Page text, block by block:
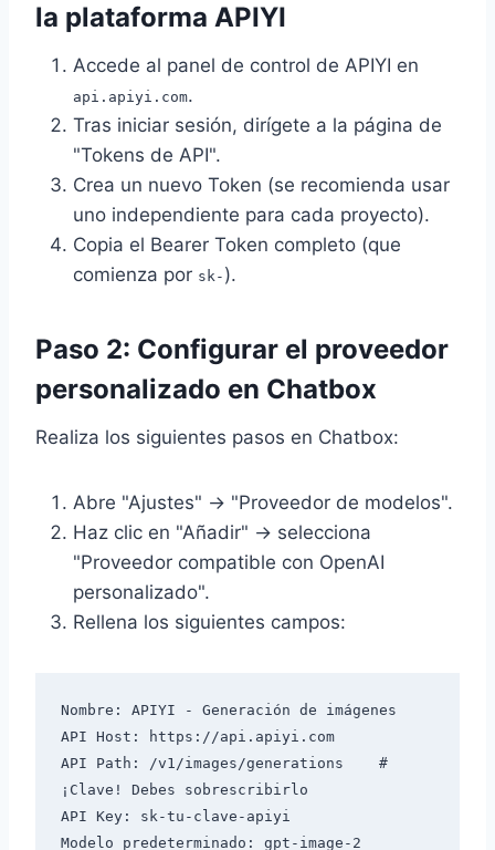
la plataforma APIYI
Accede al panel de control de APIYI en
api.apiyi.com.
Tras iniciar sesión, dirígete a la página de
"Tokens de API".
Crea un nuevo Token (se recomienda usar
uno independiente para cada proyecto).
Copia el Bearer Token completo (que
comienza por sk- ).
Paso 2: Configurar el proveedor
personalizado en Chatbox
Realiza los siguientes pasos en Chatbox:
Abre "Ajustes" → "Proveedor de modelos".
Haz clic en "Añadir" → selecciona
"Proveedor compatible con OpenAI
personalizado".
Rellena los siguientes campos:
Nombre: APIYI - Generación de imágenes
API Host: https://api.apiyi.com
API Path: /v1/images/generations    #
¡Clave! Debes sobrescribirlo
API Key: sk-tu-clave-apiyi